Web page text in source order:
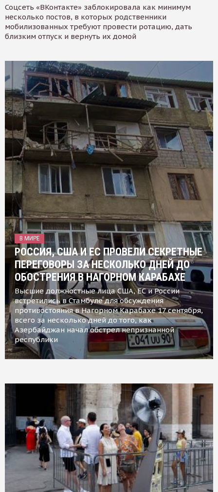
Соцсеть «ВКонтакте» заблокировала как минимум
несколько постов, в которых родственники
мобилизованных требуют провести ротацию, дать
близким отпуск и вернуть их домой
В МИРЕ
РОССИЯ, США И ЕС ПРОВЕЛИ СЕКРЕТНЫЕ
ПЕРЕГОВОРЫ ЗА НЕСКОЛЬКО ДНЕЙ ДО
ОБОСТРЕНИЯ В НАГОРНОМ КАРАБАХЕ
Высшие должностные лица США, ЕС и России
встретились в Стамбуле для обсуждения
противостояния в Нагорном Карабахе 17 сентября,
всего за несколько дней до того, как
Азербайджан начал обстрел непризнанной
республики